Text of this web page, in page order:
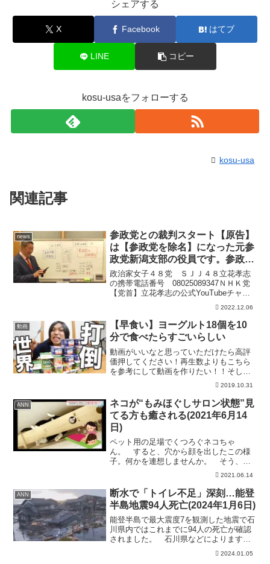
シェアする
X Facebook はてブ
LINE コピー
kosu-usaをフォローする
kosu-usa
関連記事
news
参政党との裁判スタート【原告】
は【参政党を除名】になった元参
政党新潟支部の役員です。参政党
神谷宗幣氏の【言論弾圧】を許さ
ない！
政治家女子４８党 ＳＪＪ４８立花孝志
の携帯電話番号 08025089347ＮＨＫ党
【党首】立花孝志の公式YouTubeチャン
ネルです。国民の多くがＮＨＫの受信料
を不払いすればＮＨＫぶっ壊せます。よ
って、スクランブル放送実施までは、Ｎ
ＨＫ受信...
2022.12.06
動画
【早食い】ヨーグルト18個を10
分で食べたらすごいらしい
動画がいいなと思っていただけたら高評
価押してください！再生数よりもこちら
を参考にして動画を作りたい！！そして
少しでも面白いなと思っていただけたら
ぜひ【チャンネル登録】お願いします！
４年間１度も休まず毎日投稿しておりま
す！少しでもみなさんが楽...
2019.10.31
ANN
ネコが“もみほぐしサロン状態”見
てる方も癒される(2021年6月14
日)
ペット用の足場でくつろぐネコちゃ
ん。 すると、穴から顔を出したこの様
子。何かを連想しませんか。 そう、
「もみほぐしサロン」で癒されるお客さ
コがやってきました。 暖かい季節にな
ると、窓辺のこの場所に集まって...
2021.06.14
ANN
断水で「トイレ不足」深刻…能登
半島地震94人死亡(2024年1月6日)
能登半島で最大震度7を観測した地震で石
川県内ではこれまでに94人の死亡が確認
されました。 石川県などによります
と、5日までに輪島市で55人、珠洲市で23
人など合わせて94人の死亡が確認されま
2024.01.05